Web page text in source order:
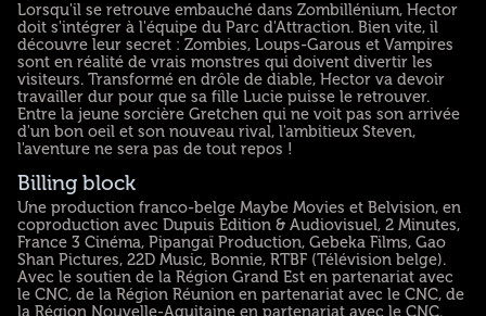
Lorsqu'il se retrouve embauché dans Zombillénium, Hector
doit s'intégrer à l'équipe du Parc d'Attraction. Bien vite, il
découvre leur secret : Zombies, Loups-Garous et Vampires
sont en réalité de vrais monstres qui doivent divertir les
visiteurs. Transformé en drôle de diable, Hector va devoir
travailler dur pour que sa fille Lucie puisse le retrouver.
Entre la jeune sorcière Gretchen qui ne voit pas son arrivée
d'un bon oeil et son nouveau rival, l'ambitieux Steven,
l'aventure ne sera pas de tout repos !
Billing block
Une production franco-belge Maybe Movies et Belvision, en
coproduction avec Dupuis Edition & Audiovisuel, 2 Minutes,
France 3 Cinéma, Pipangaï Production, Gebeka Films, Gao
Shan Pictures, 22D Music, Bonnie, RTBF (Télévision belge).
Avec le soutien de la Région Grand Est en partenariat avec
le CNC, de la Région Réunion en partenariat avec le CNC, de
la Région Nouvelle-Aquitaine en partenariat avec le CNC.